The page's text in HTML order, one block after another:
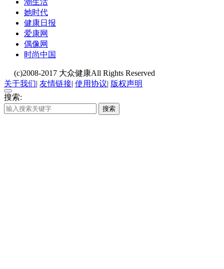
潮生活
她时代
健康日报
爱康网
偶像网
时尚中国
(c)2008-2017 大众健康All Rights Reserved
关于我们| 友情链接| 使用协议| 版权声明
搜索:
搜索